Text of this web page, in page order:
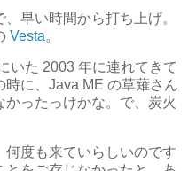
早い時間から打ち上げ。
Vesta。
いた 2003 年に連れてきて
時に、Java ME の草薙さん
かったっけかな。で、炭火
何度も来ていらしいのです